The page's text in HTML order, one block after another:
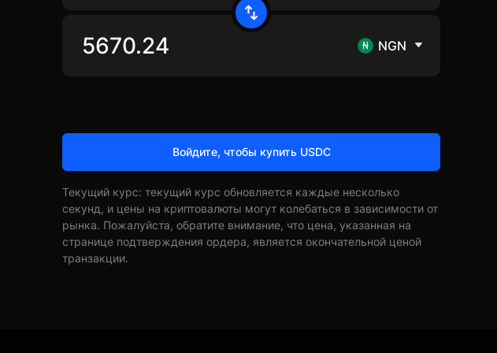
NGN
Войдите, чтобы купить USDC
Текущий курс: текущий курс обновляется каждые несколько
секунд, и цены на криптовалюты могут колебаться в зависимости от
рынка. Пожалуйста, обратите внимание, что цена, указанная на
странице подтверждения ордера, является окончательной ценой
транзакции.